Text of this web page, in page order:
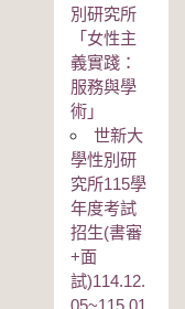
別研究所
「女性主
義實踐：
服務與學
術」
世新大
學性別研
究所115學
年度考試
招生(書審
+面
試)114.12.
05~115.01.